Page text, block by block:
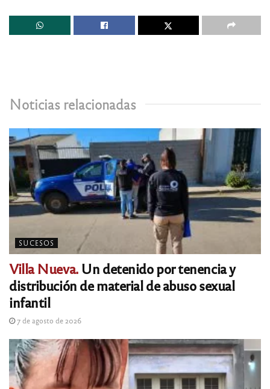
Noticias relacionadas
SUCESOS
Villa Nueva.Un detenido por tenencia y
distribución de material de abuso sexual
infantil
7 de agosto de 2026